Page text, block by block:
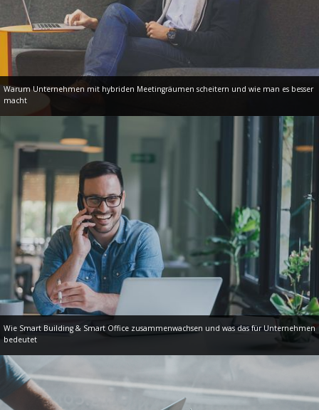
Warum Unternehmen mit hybriden Meetingräumen scheitern und wie man es besser
macht
Wie Smart Building & Smart Office zusammenwachsen und was das für Unternehmen
bedeutet